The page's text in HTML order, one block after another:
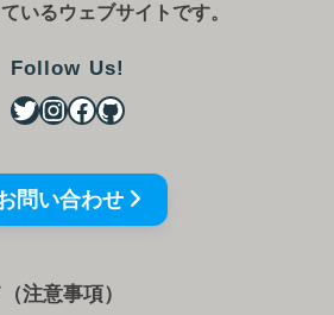
いるウェブサイトです。
Follow Us!
問い合わせ
注意事項）